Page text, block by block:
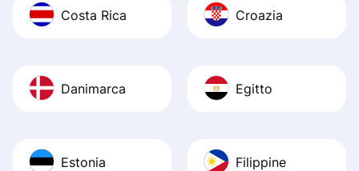
Costa Rica Croazia
Danimarca Egitto
Estonia Filippine